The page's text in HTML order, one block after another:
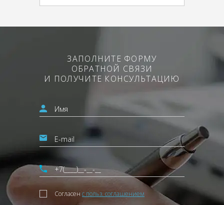
ЗАПОЛНИТЕ ФОРМУ
ОБРАТНОЙ СВЯЗИ
И ПОЛУЧИТЕ КОНСУЛЬТАЦИЮ
Согласен с польз. соглашением